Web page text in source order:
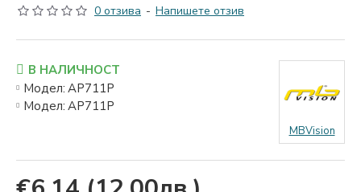
0 отзива - Напишете отзив
В НАЛИЧНОСТ
Модел: AP711P
Модел: AP711P
MBVision